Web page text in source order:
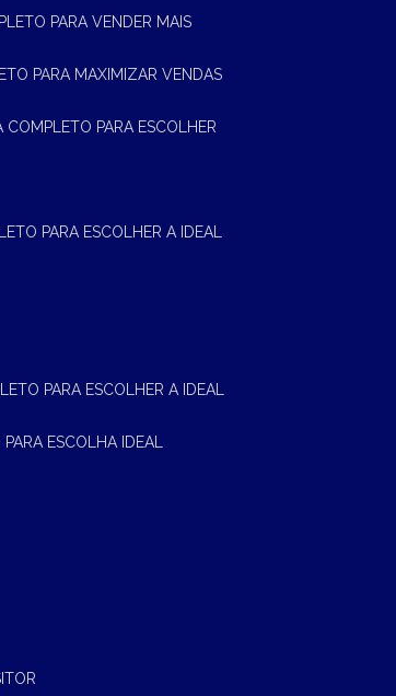
PARA VENDER MAIS
PARA MAXIMIZAR VENDAS
COMPLETO PARA ESCOLHER
PARA ESCOLHER A IDEAL
PARA ESCOLHER A IDEAL
ESCOLHA IDEAL